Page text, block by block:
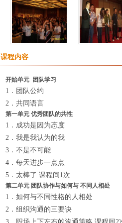
课程内容
开始单元 团队学习
1．团队公约
2．共同语言
第一单元 优秀团队的共性
1．成功是因为态度
2．我是我认为的我
3．不是不可能
4．每天进步一点点
5．太棒了 课程间1次
第二单元 团队协作与如何与 不同人相处
1．如何与不同性格的人相处
2．组织沟通的三要诀